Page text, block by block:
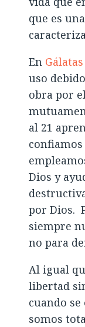
que es
En Gálatas
uso
obra por
al 21
Dios y
por Dios.
siempre
no para
Al igual
libertad
cuando
somos